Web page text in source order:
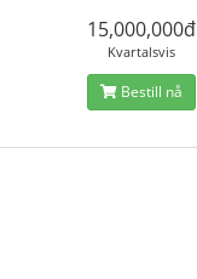
15,000,000đ
Kvartalsvis
Bestill nå